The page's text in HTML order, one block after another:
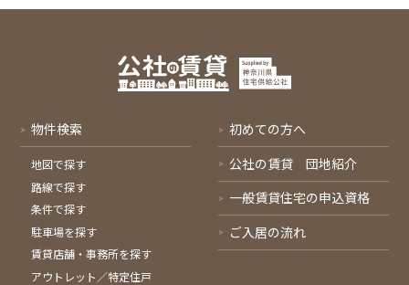
物件検索
地図で探す
路線で探す
条件で探す
駐車場を探す
賃貸店舗・事務所を探す
アウトレット／特定住戸
初めての方へ
公社の賃貸 団地紹介
一般賃貸住宅の申込資格
ご入居の流れ